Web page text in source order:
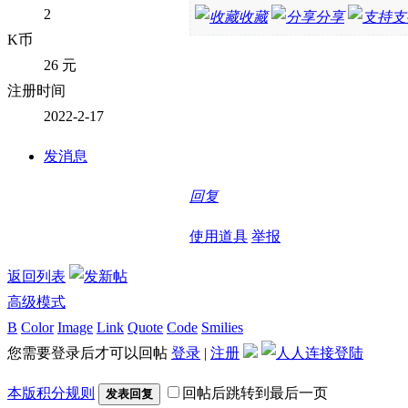
2
K币
26 元
注册时间
2022-2-17
发消息
收藏 分享
回复
使用道具 举报
返回列表
高级模式
B Color Image Link Quote Code Smilies
您需要登录后才可以回帖 登录 | 注册
本版积分规则 发表回复 回帖后跳转到最后一页